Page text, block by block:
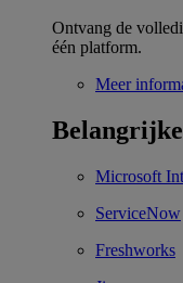
Ontvang de
één platform.
Meer
Microsoft
ServiceNow
Freshworks